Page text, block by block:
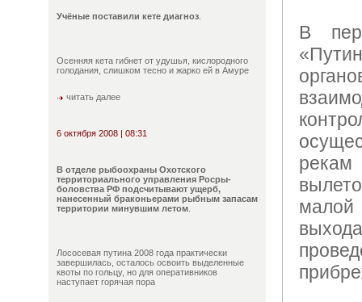
Учёные поставили кете диагноз
Осенняя кета гибнет от удушья, кислородного
голодания, слишком тесно и жарко ей в Амуре
читать далее
6 октября 2008 | 08:31
В отделе рыбоохраны Охотского
территориального управления Росры-
боловства РФ подсчитывают ущерб,
нанесенный браконьерами рыбным запасам
территории минувшим летом
Лососевая путина 2008 года практически
завершилась, осталось освоить выделенные
квоты по гольцу, но для оперативников
наступает горячая пора
В